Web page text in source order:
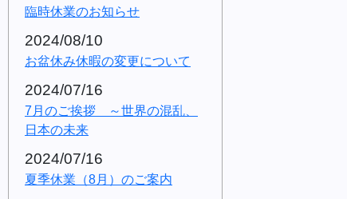
臨時休業のお知らせ
2024/08/10
お盆休み休暇の変更について
2024/07/16
7月のご挨拶 ～世界の混乱、
日本の未来
2024/07/16
夏季休業（8月）のご案内